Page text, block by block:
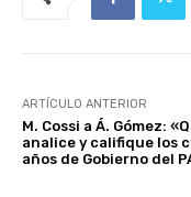
ARTÍCULO ANTERIOR
M. Cossi a Á. Gómez:
analice y califique los
años de Gobierno del